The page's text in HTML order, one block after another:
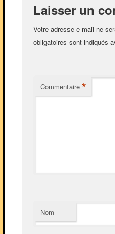
Laisser un
Votre adresse e-mail ne
obligatoires sont indiqués
Commentaire *
Nom